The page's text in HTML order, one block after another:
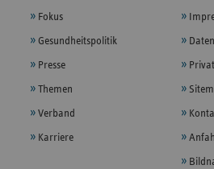
Fokus
Gesundheitspolitik
Presse
Themen
Verband
Karriere